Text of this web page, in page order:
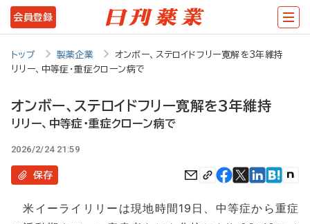
メ
イ
ツ
に
会員登録
トップ 製薬企業
オンボー、ステロイドフリー寛解を3年維持
リリー、中等症・重症クローン病で
オンボー、ステロイドフリー寛解を3年維持
リリー、中等症・重症クローン病で
2026/2/24 21:59
保存
米イーライリリーは現地時間19日、中等症から重症